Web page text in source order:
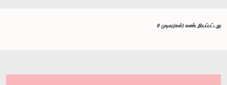
0 முடிவு(கள்) கண்டறியப்பட்டது